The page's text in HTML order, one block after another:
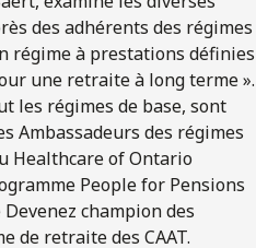
des adhérents des régimes
régime à prestations définies
une retraite à long terme ».
les régimes de base, sont
Ambassadeurs des régimes
Healthcare of Ontario
People for Pensions
champion des
de retraite des CAAT.